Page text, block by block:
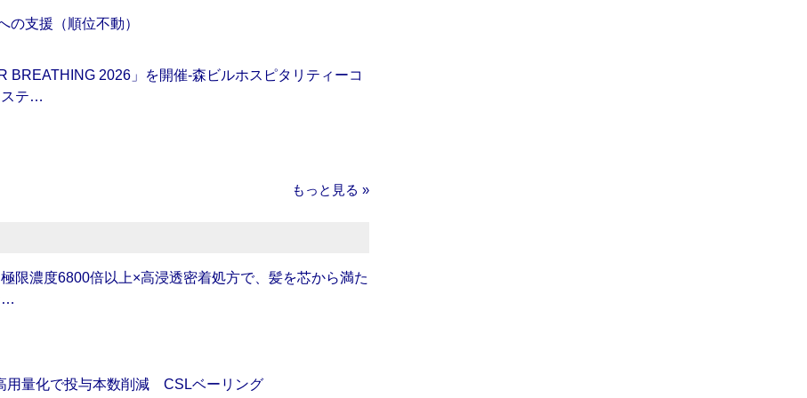
の支援（順位不動）
BREATHING 2026」を開催‐森ビルホスピタリティーコ
ステ…
もっと見る »
極限濃度6800倍以上×高浸透密着処方で、髪を芯から満た
…
用量化で投与本数削減 CSLベーリング